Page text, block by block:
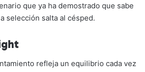
que ya ha demostrado que sabe
selección salta al césped.
refleja un equilibrio cada vez